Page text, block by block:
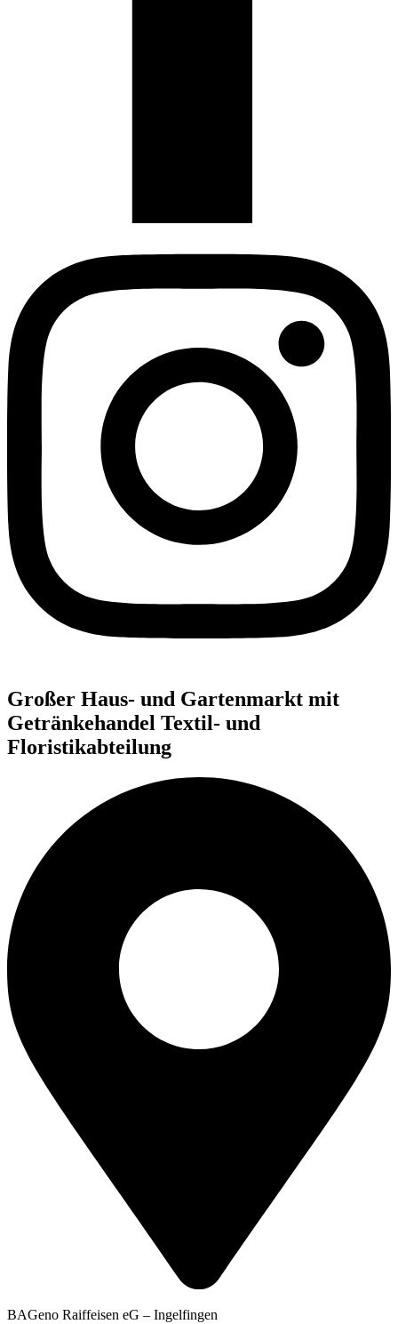
Großer Haus- und Gartenmarkt mit
Getränkehandel Textil- und
Floristikabteilung
BAGeno Raiffeisen eG – Ingelfingen